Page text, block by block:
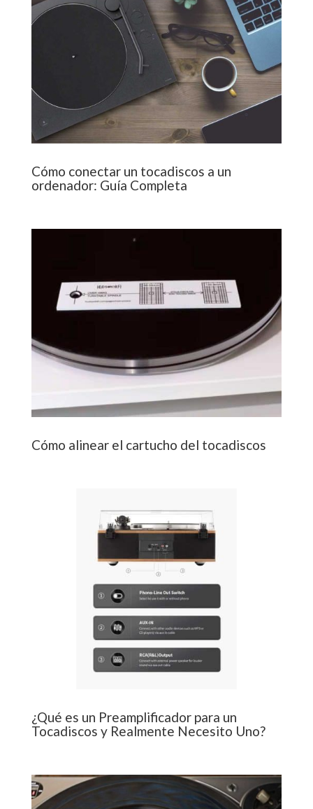
Cómo conectar un tocadiscos a un
ordenador: Guía Completa
Cómo alinear el cartucho del tocadiscos
¿Qué es un Preamplificador para un
Tocadiscos y Realmente Necesito Uno?